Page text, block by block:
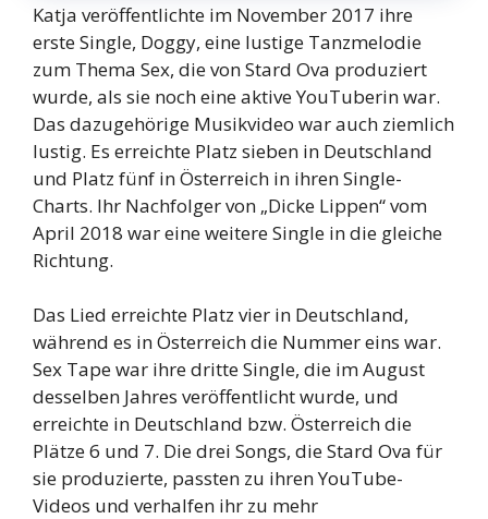
Katja veröffentlichte im November 2017 ihre
erste Single, Doggy, eine lustige Tanzmelodie
zum Thema Sex, die von Stard Ova produziert
wurde, als sie noch eine aktive YouTuberin war.
Das dazugehörige Musikvideo war auch ziemlich
lustig. Es erreichte Platz sieben in Deutschland
und Platz fünf in Österreich in ihren Single-
Charts. Ihr Nachfolger von „Dicke Lippen“ vom
April 2018 war eine weitere Single in die gleiche
Richtung.
Das Lied erreichte Platz vier in Deutschland,
während es in Österreich die Nummer eins war.
Sex Tape war ihre dritte Single, die im August
desselben Jahres veröffentlicht wurde, und
erreichte in Deutschland bzw. Österreich die
Plätze 6 und 7. Die drei Songs, die Stard Ova für
sie produzierte, passten zu ihren YouTube-
Videos und verhalfen ihr zu mehr